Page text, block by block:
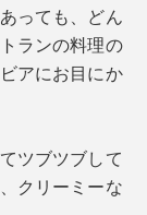
の一粒まで徹
塩のみで味つ
。
年。
への情熱と地
ビア株式会
っても、どん
ランの料理の
アにお目にか
ツブツブして
クリーミーな